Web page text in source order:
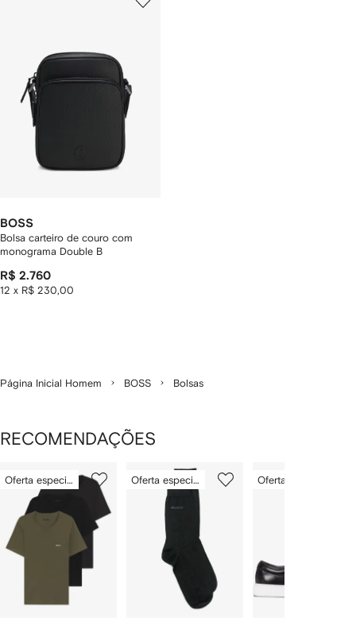
BOSS
Bolsa carteiro de couro com
monograma Double B
R$ 2.760
12 x R$ 230,00
Página Inicial Homem BOSS Bolsas
RECOMENDAÇÕES
de
de
de